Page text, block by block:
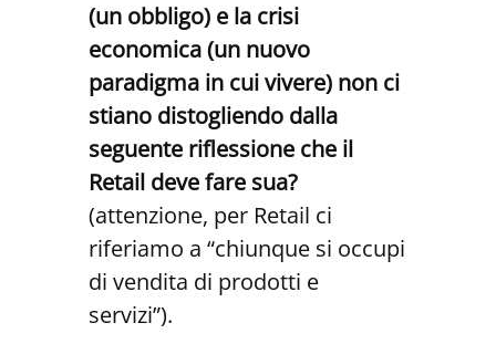
(un obbligo) e la crisi
economica (un nuovo
paradigma in cui vivere) non ci
stiano distogliendo dalla
seguente riflessione che il
Retail deve fare sua?
(attenzione, per Retail ci
riferiamo a “chiunque si occupi
di vendita di prodotti e
servizi”).